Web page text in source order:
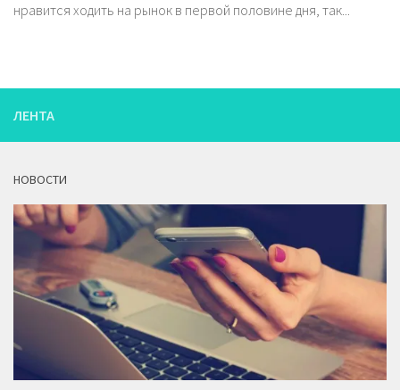
нравится ходить на рынок в первой половине дня, так...
ЛЕНТА
НОВОСТИ